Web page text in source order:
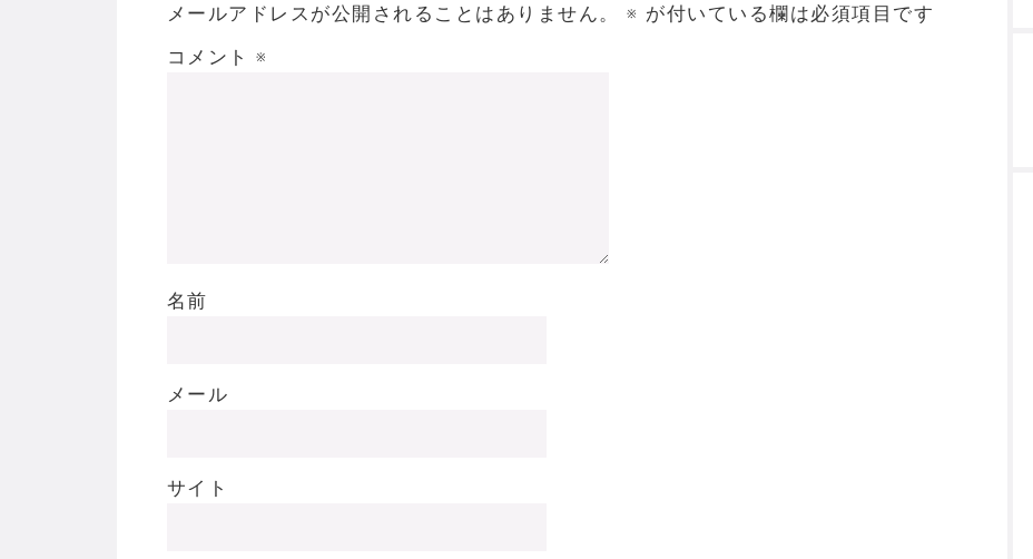
メールアドレスが公開されることはありません。 ※ が付いている欄は必須項目です
コメント ※
名前
メール
サイト